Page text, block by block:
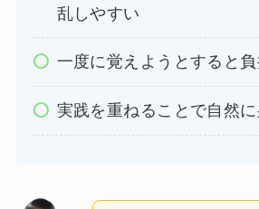
乱しやすい
一度に覚えようとすると
実践を重ねることで自然に